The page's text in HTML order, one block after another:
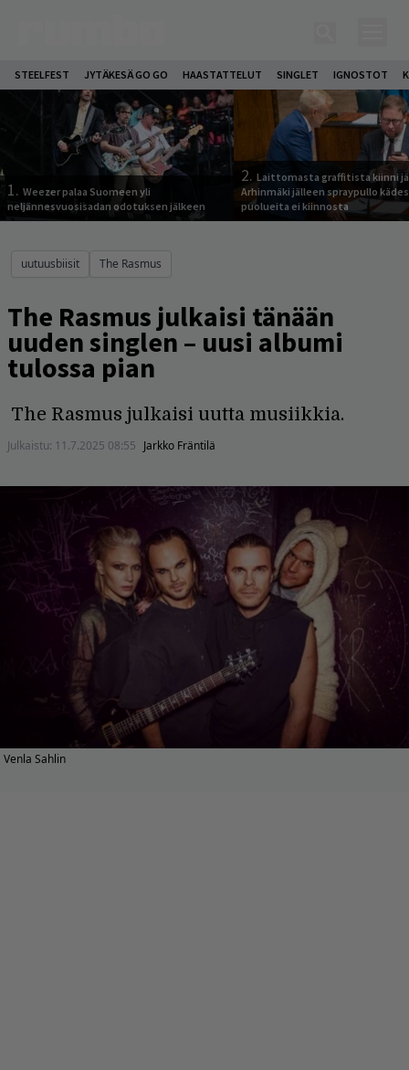
STEELFEST JYTÄKESÄ GO GO HAASTATTELUT SINGLET IGNOSTOT
1. Weezer palaa Suomeen yli
neljännesvuosisadan odotuksen jälkeen
2. Laittomasta graffitista kiinni
Arhinmäki jälleen spraypullo
puolueita ei kiinnosta
uutuusbiisit The Rasmus
The Rasmus julkaisi tänään
uuden singlen – uusi albumi
tulossa pian
The Rasmus julkaisi uutta musiikkia.
Julkaistu: 11.7.2025 08:55 Jarkko Fräntilä
Venla Sahlin